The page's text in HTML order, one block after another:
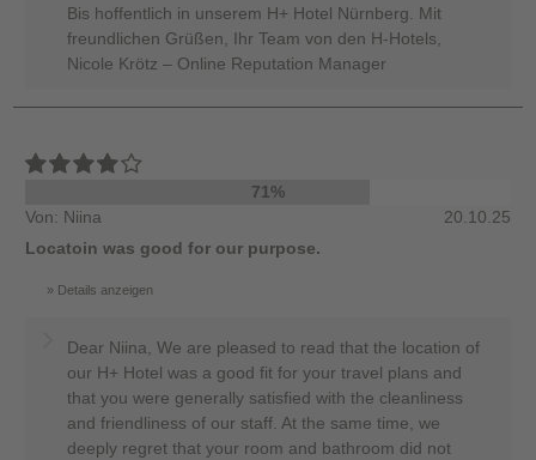
Bis hoffentlich in unserem H+ Hotel Nürnberg. Mit
freundlichen Grüßen, Ihr Team von den H-Hotels,
Nicole Krötz – Online Reputation Manager
71%
Von: Niina
20.10.25
Locatoin was good for our purpose.
Details anzeigen
Dear Niina, We are pleased to read that the location of
our H+ Hotel was a good fit for your travel plans and
that you were generally satisfied with the cleanliness
and friendliness of our staff. At the same time, we
deeply regret that your room and bathroom did not